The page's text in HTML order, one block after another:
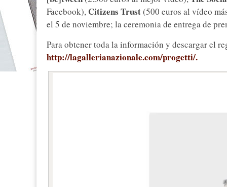
Facebook), Citizens Trust(500 euros al vídeo
el 5 de noviembre; la ceremonia de entrega de
Para obtener toda la información y descargar el
http://lagallerianazionale.com/progetti/.